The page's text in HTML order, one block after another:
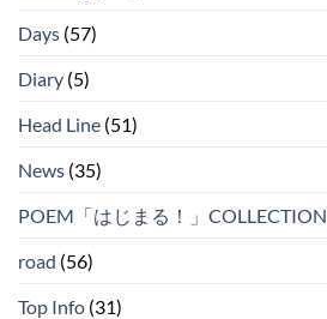
Days (57)
Diary (5)
Head Line (51)
News (35)
POEM「はじまる！」COLLECTION
road (56)
Top Info (31)